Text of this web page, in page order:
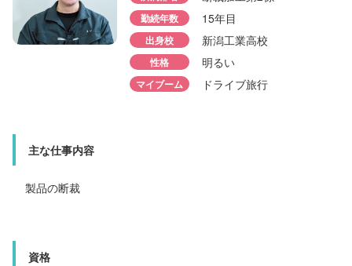
勤続年数 15年目
出身校 新潟工業高校
性格 明るい
マイブーム ドライブ旅行
主な仕事内容
製品の断裁
資格
所属部署 巻取包装係
勤続年数